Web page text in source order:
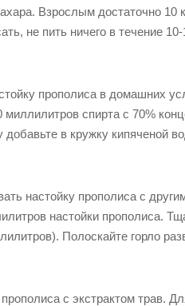
Взрослым достаточно
не пить ничего в течение
прополиса в домашних
спирта с 70%
в кружку кипяченой
настойку прополиса с
настойки прополиса.
Полоскайте горло
с экстрактом трав.